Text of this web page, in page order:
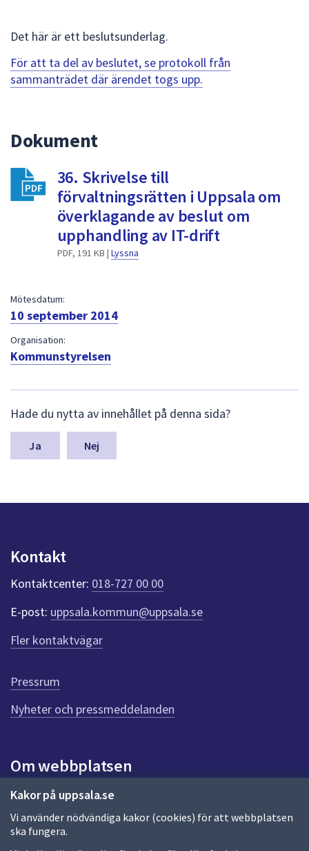
att
navigera
mellan
något
av
dem.
Kakor på uppsala.se
Vi använder nödvändiga kakor (cookies) för att webbplatsen
ska fungera.
Det här är ett beslutsunderlag.
För att ta del av beslutet, se protokoll från
sammanträdet där ärendet togs upp.
Dokument
36. Skrivelse till
förvaltningsrätten i Uppsala om
överklagande av beslut om
upphandling av IT-drift
PDF, 191 KB | Lyssna
Mötesdatum:
10 september 2014
Organisation:
Kommunstyrelsen
ä
m
a
n
k
t
e
r
f
ö
r
e
n
n
a
d
a
Hade du nytta av innehållet på denna sida?
Nej
Kontakt
Kontaktcenter: 018-727 00 00
E-post: uppsala.kommun@uppsala.se
Fler kontaktvägar
Pressrum
Nyheter och pressmeddelanden
Om webbplatsen
Om webbplatsen
Allmänna handlingar och diarium
Behandling av personuppgifter